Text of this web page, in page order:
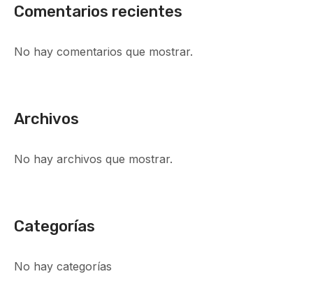
Comentarios recientes
No hay comentarios que mostrar.
Archivos
No hay archivos que mostrar.
Categorías
No hay categorías